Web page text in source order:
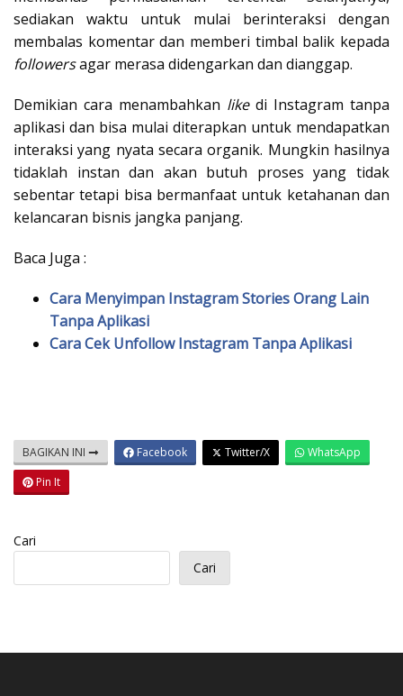
sediakan waktu untuk mulai berinteraksi dengan
membalas komentar dan memberi timbal balik kepada
followersagar merasa didengarkan dan dianggap.
Demikian cara menambahkan likedi Instagram tanpa
aplikasi dan bisa mulai diterapkan untuk mendapatkan
interaksi yang nyata secara organik. Mungkin hasilnya
tidaklah instan dan akan butuh proses yang tidak
sebentar tetapi bisa bermanfaat untuk ketahanan dan
kelancaran bisnis jangka panjang.
Baca Juga :
Cara Menyimpan Instagram Stories Orang Lain
Tanpa Aplikasi
Cara Cek Unfollow Instagram Tanpa Aplikasi
BAGIKAN INI Facebook Twitter/X
WhatsApp
Pin It
Cari
Cari